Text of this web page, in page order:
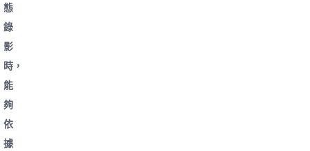
態
錄
影
時，
能
夠
依
據